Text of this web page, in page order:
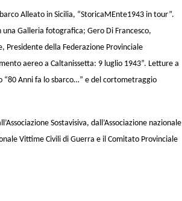
Alleato in Sicilia, “StoricaMEnte1943 in tour”.
una Galleria fotografica; Gero Di Francesco,
Presidente della Federazione Provinciale
aereo a Caltanissetta: 9 luglio 1943”. Letture a
Anni fa lo sbarco…” e del cortometraggio
Sostavisiva, dall’Associazione nazionale
Vittime Civili di Guerra e il Comitato Provinciale